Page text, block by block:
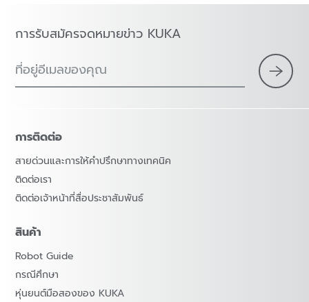
× 1 ตัวกรอง (ประเทศไทย)
รีเซตตัวกรอง
การรับสมัครจดหมายข่าว KUKA
ที่อยู่อีเมลของคุณ
การติดต่อ
สายด่วนและการให้คำปรึกษาทางเทคนิค
ติดต่อเรา
ติดต่อเจ้าหน้าที่สื่อประชาสัมพันธ์
สินค้า
Robot Guide
กรณีศึกษา
หุ่นยนต์มือสองของ KUKA